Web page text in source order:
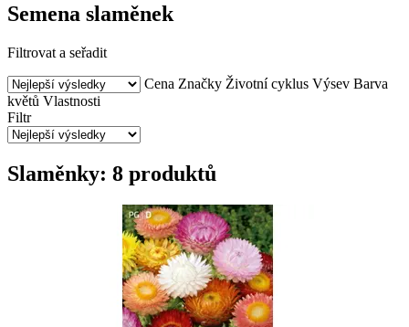
Semena slaměnek
Filtrovat a seřadit
Cena Značky Životní cyklus Výsev Barva
květů Vlastnosti
Filtr
Slaměnky: 8 produktů